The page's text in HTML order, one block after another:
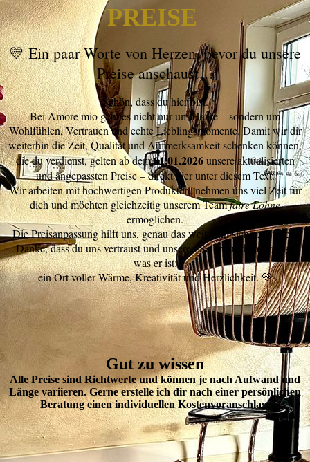
PREISE
💛 Ein paar Worte von Herzen, bevor du unsere
Preise anschaust…
Schön, dass du hier bist.
Bei Amore mio geht es nicht nur um Haare – sondern um
Wohlfühlen, Vertrauen und echte Lieblingsmomente. Damit wir dir
weiterhin die Zeit, Qualität und Aufmerksamkeit schenken können,
die du verdienst, gelten ab dem01.01.2026unsere aktualisierten
und angepassten Preise – direkt hier unter diesem Text.
Wir arbeiten mit hochwertigen Produkten, nehmen uns viel Zeit für
dich und möchten gleichzeitig unserem Teamfaire Löhne
ermöglichen.
Die Preisanpassung hilft uns, genau das weiterhin sicherzustellen.
Danke, dass du uns vertraust und unseren Salon zu dem machst,
was er ist:
ein Ort voller Wärme, Kreativität und Herzlichkeit. 💛
Gut zu wissen
Alle Preise sind Richtwerte und können je nach Aufwand und
Länge variieren. Gerne erstelle ich dir nach einer persönlichen
Beratung einen individuellen Kostenvoranschlag.